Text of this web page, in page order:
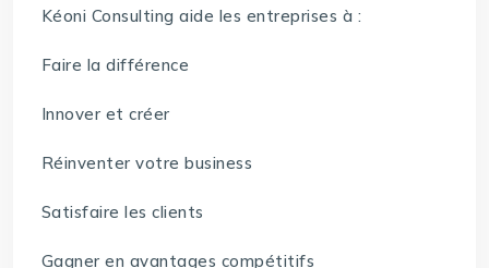
Kéoni Consulting aide les entreprises à :
Faire la différence
Innover et créer
Réinventer votre business
Satisfaire les clients
Gagner en avantages compétitifs